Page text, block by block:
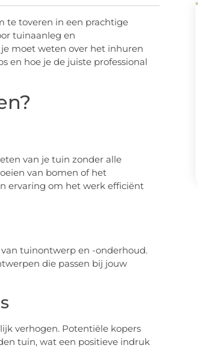
te toveren in een prachtige
tuinaanleg en
moet weten over het inhuren
en hoe je de juiste professional
van je tuin zonder alle
van bomen of het
ervaring om het werk efficiënt
tuinontwerp en -onderhoud.
die passen bij jouw
verhogen. Potentiële kopers
tuin, wat een positieve indruk